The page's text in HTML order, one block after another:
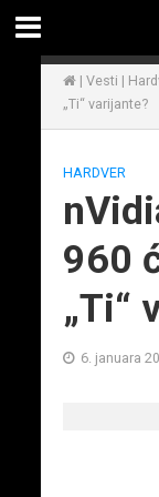
| Vesti |
„Ti“ varijante?
HARDVER
960
„Ti“
6. januara